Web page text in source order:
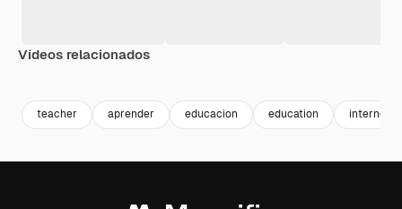
Vídeos relacionados
teacher aprender educacion education internet